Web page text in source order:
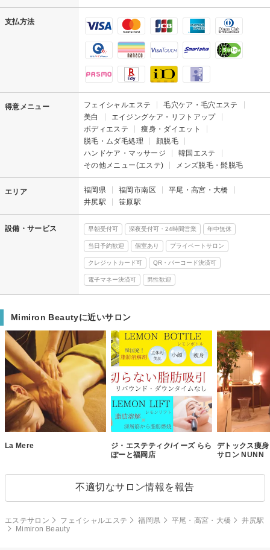
支払方法
得意メニュー フェイシャルエステ
毛穴ケア・毛穴エステ
美白
エイジングケア・リフトアップ
ボディエステ
痩身・ダイエット
脱毛・ムダ毛処理
顔脱毛
ハンドケア・マッサージ
韓国エステ
その他メニュー(エステ)
メンズ脱毛・髭脱毛
エリア 福岡県 福岡市南区
平尾・高宮・大橋
井尻駅
笹原駅
設備・サービス 早朝受付可 深夜受付可・24時間営業 年中無休
当日予約歓迎 個室あり プライベートサロン
クレジットカード可 QR・バーコード決済可
電子マネー決済可 男性歓迎
Mimiron Beautyに近いサロン
La Mere
ジ・エステティク/イーズ らら
ぽーと福岡店
デトックス痩
サロン NUNN
不適切なサロン情報を報告
エステサロン フェイシャルエステ 福岡県 平尾・高宮・大橋
井尻駅
Mimiron Beauty